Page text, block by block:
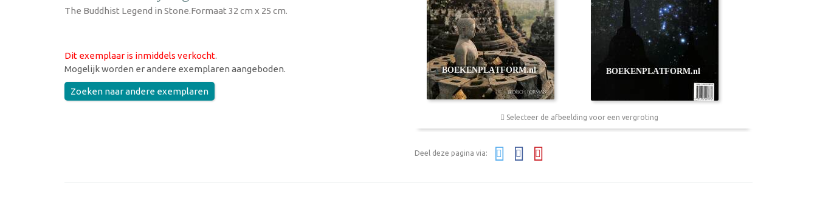
The Buddhist Legend in Stone.Formaat 32 cm x 25 cm.
Dit exemplaar is inmiddels verkocht.
Mogelijk worden er andere exemplaren aangeboden.
Zoeken naar andere exemplaren
Selecteer de afbeelding voor een vergroting
Deel deze pagina via: